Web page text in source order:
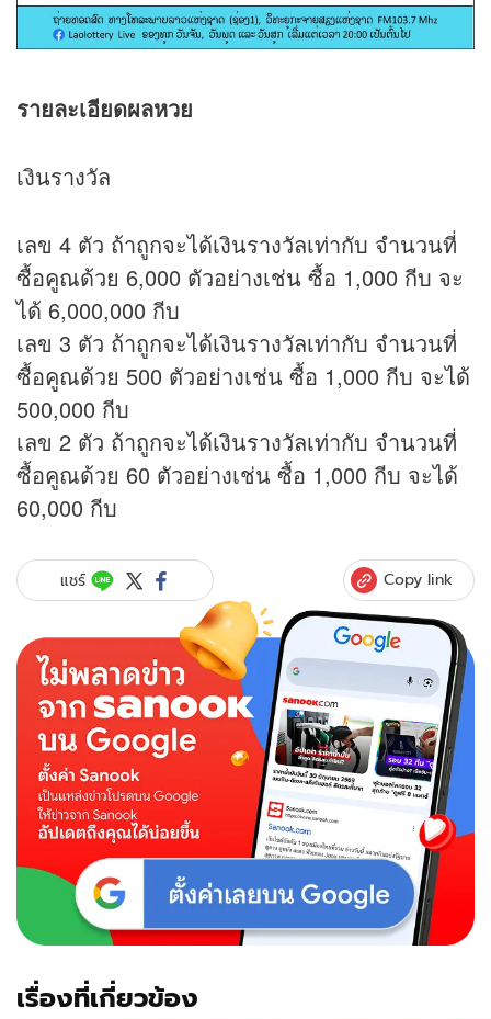
รายละเอียดผลหวย
เงินรางวัล
เลข 4 ตัว ถ้าถูกจะได้เงินรางวัลเท่ากับ จำนวนที่
ซื้อคูณด้วย 6,000 ตัวอย่างเช่น ซื้อ 1,000 กีบ จะ
ได้ 6,000,000 กีบ
เลข 3 ตัว ถ้าถูกจะได้เงินรางวัลเท่ากับ จำนวนที่
ซื้อคูณด้วย 500 ตัวอย่างเช่น ซื้อ 1,000 กีบ จะได้
500,000 กีบ
เลข 2 ตัว ถ้าถูกจะได้เงินรางวัลเท่ากับ จำนวนที่
ซื้อคูณด้วย 60 ตัวอย่างเช่น ซื้อ 1,000 กีบ จะได้
60,000 กีบ
แชร์ Copy link
เรื่องที่เกี่ยวข้อง